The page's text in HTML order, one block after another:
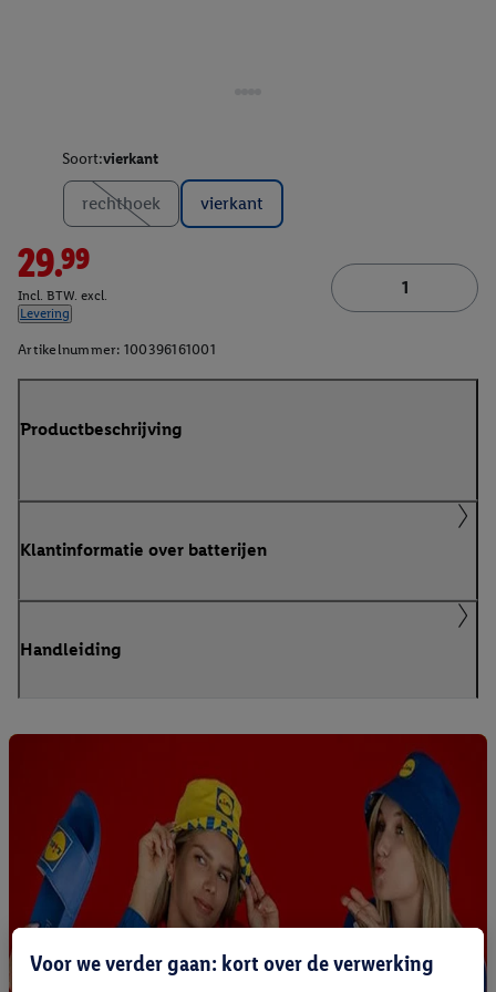
Soort:vierkant
rechthoek vierkant
29.99
Incl. BTW. excl.
Levering
Artikelnummer: 100396161001
Productbeschrijving
Klantinformatie over batterijen
Handleiding
Voor we verder gaan: kort over de verwerking